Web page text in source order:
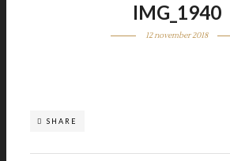
IMG_1940
12 november 2018
SHARE